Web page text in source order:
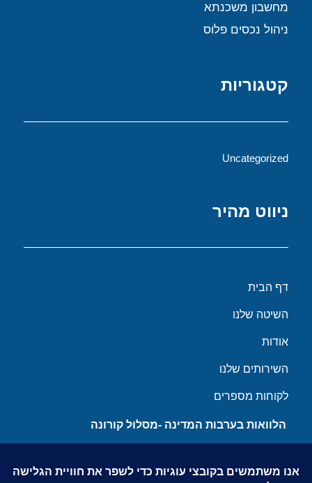
מחשבון משכנתא
ניהול נכסים פלוס
קטגוריות
Uncategorized
ניווט מהיר
דף הבית
השיטה שלנו
אודות
השירותים שלנו
לקוחות מספרים
הלוואות בערבות המדינה -מסלול קורונה